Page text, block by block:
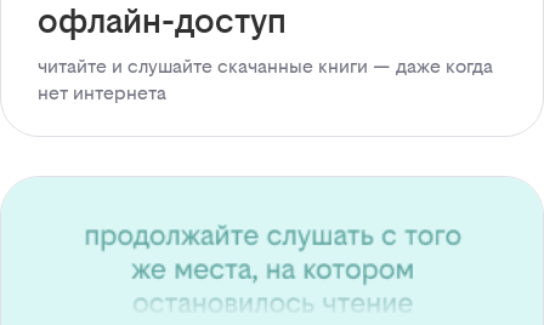
офлайн-доступ
читайте и слушайте скачанные книги — даже когда
нет интернета